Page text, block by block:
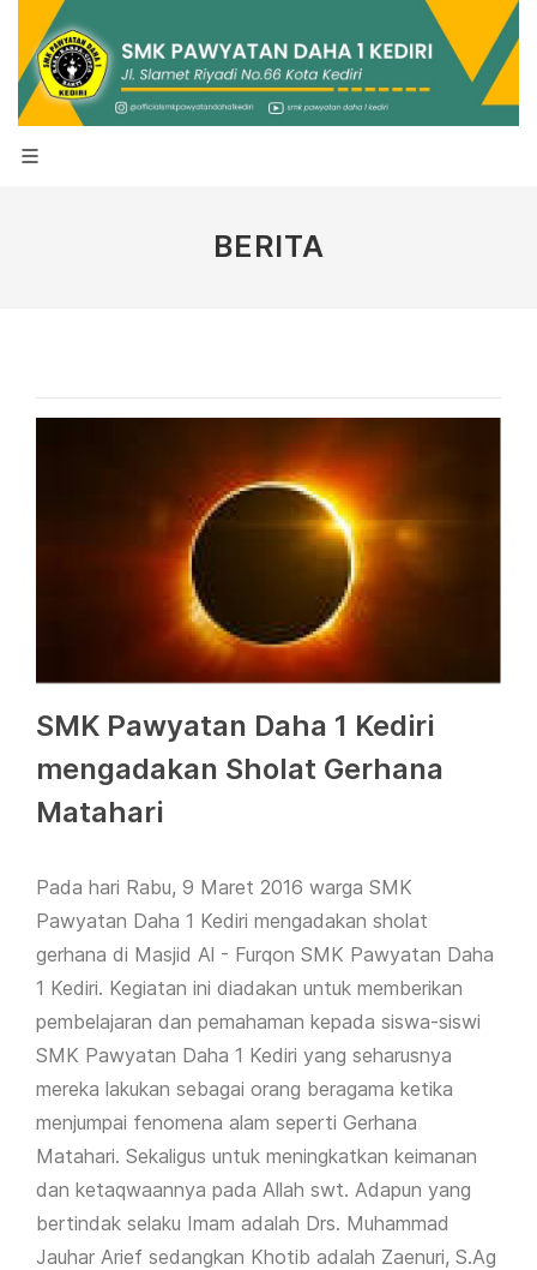
BERITA
SMK Pawyatan Daha 1 Kediri
mengadakan Sholat Gerhana
Matahari
Pada hari Rabu, 9 Maret 2016 warga SMK
Pawyatan Daha 1 Kediri mengadakan sholat
gerhana di Masjid Al - Furqon SMK Pawyatan Daha
1 Kediri. Kegiatan ini diadakan untuk memberikan
pembelajaran dan pemahaman kepada siswa-siswi
SMK Pawyatan Daha 1 Kediri yang seharusnya
mereka lakukan sebagai orang beragama ketika
menjumpai fenomena alam seperti Gerhana
Matahari. Sekaligus untuk meningkatkan keimanan
dan ketaqwaannya pada Allah swt. Adapun yang
bertindak selaku Imam adalah Drs. Muhammad
Jauhar Arief sedangkan Khotib adalah Zaenuri, S.Ag